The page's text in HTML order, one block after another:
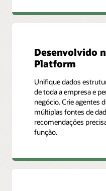
Desenvolvido
Platform
Unifique dados
de toda a empresa e
negócio. Crie agentes
múltiplas fontes de
recomendações
função.